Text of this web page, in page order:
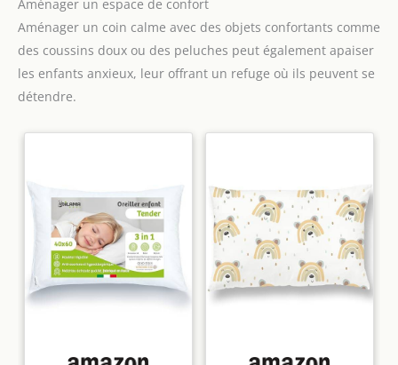
Aménager un espace de confort
Aménager un coin calme avec des objets confortants comme
des coussins doux ou des peluches peut également apaiser
les enfants anxieux, leur offrant un refuge où ils peuvent se
détendre.